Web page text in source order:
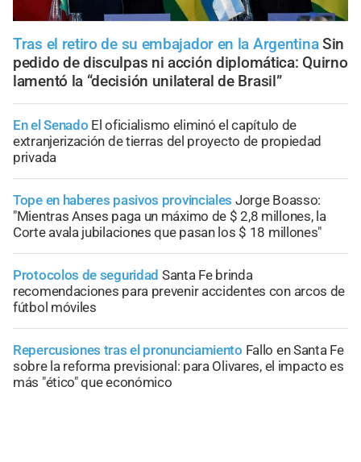
Tras el retiro de su embajador en la Argentina Sin
pedido de disculpas ni acción diplomática: Quirno
lamentó la “decisión unilateral de Brasil”
En el Senado El oficialismo eliminó el capítulo de
extranjerización de tierras del proyecto de propiedad
privada
Tope en haberes pasivos provinciales Jorge Boasso:
"Mientras Anses paga un máximo de $ 2,8 millones, la
Corte avala jubilaciones que pasan los $ 18 millones"
Protocolos de seguridad Santa Fe brinda
recomendaciones para prevenir accidentes con arcos de
fútbol móviles
Repercusiones tras el pronunciamiento Fallo en Santa Fe
sobre la reforma previsional: para Olivares, el impacto es
más "ético" que económico